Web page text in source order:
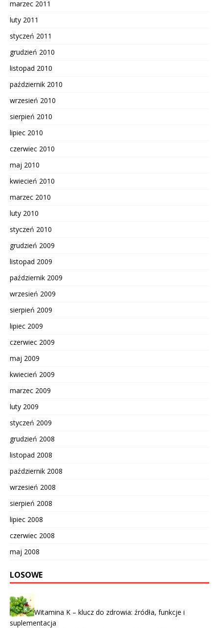
marzec 2011
luty 2011
styczeń 2011
grudzień 2010
listopad 2010
październik 2010
wrzesień 2010
sierpień 2010
lipiec 2010
czerwiec 2010
maj 2010
kwiecień 2010
marzec 2010
luty 2010
styczeń 2010
grudzień 2009
listopad 2009
październik 2009
wrzesień 2009
sierpień 2009
lipiec 2009
czerwiec 2009
maj 2009
kwiecień 2009
marzec 2009
luty 2009
styczeń 2009
grudzień 2008
listopad 2008
październik 2008
wrzesień 2008
sierpień 2008
lipiec 2008
czerwiec 2008
maj 2008
LOSOWE
Witamina K – klucz do zdrowia: źródła, funkcje i
suplementacja